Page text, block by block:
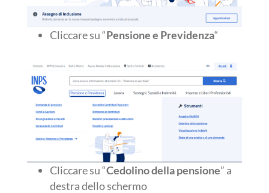
Cliccare su “Pensione e Previdenza“
Cliccare su “Cedolino della pensione” a
destra dello schermo